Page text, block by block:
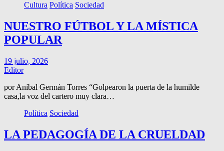
Cultura Política Sociedad
NUESTRO FÚTBOL Y LA MÍSTICA
POPULAR
19 julio, 2026
Editor
por Aníbal Germán Torres “Golpearon la puerta de la humilde
casa,la voz del cartero muy clara…
Política Sociedad
LA PEDAGOGÍA DE LA CRUELDAD